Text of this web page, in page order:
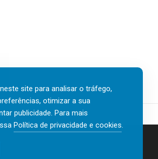
site para analisar o tráfego,
otimizar a sua
publicidade. Para mais
Política de privacidade e cookies.